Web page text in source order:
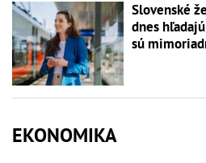
Slovenské
dnes
sú
EKONOMIKA